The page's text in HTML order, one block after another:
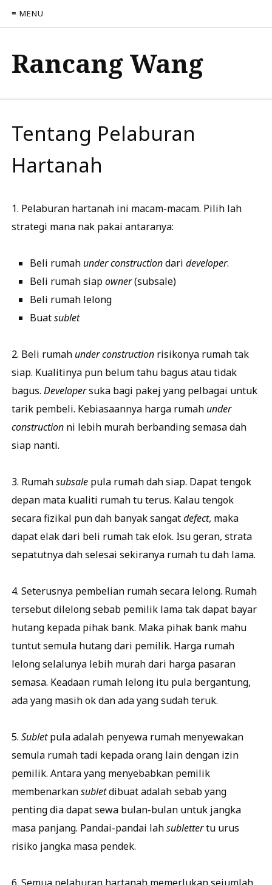
≡ MENU
Rancang Wang
Tentang Pelaburan
Hartanah
1. Pelaburan hartanah ini macam-macam. Pilih lah
strategi mana nak pakai antaranya:
Beli rumahunder constructiondari developer.
Beli rumah siapowner(subsale)
Beli rumah lelong
Buatsublet
2. Beli rumahunder construction risikonya rumah tak
siap. Kualitinya pun belum tahu bagus atau tidak
bagus. Developersuka bagi pakej yang pelbagai untuk
tarik pembeli. Kebiasaannya harga rumahunder
construction ni lebih murah berbanding semasa dah
siap nanti.
3. Rumahsubsale pula rumah dah siap. Dapat tengok
depan mata kualiti rumah tu terus. Kalau tengok
secara fizikal pun dah banyak sangatdefect, maka
dapat elak dari beli rumah tak elok. Isu geran, strata
sepatutnya dah selesai sekiranya rumah tu dah lama.
4. Seterusnya pembelian rumah secara lelong. Rumah
tersebut dilelong sebab pemilik lama tak dapat bayar
hutang kepada pihak bank. Maka pihak bank mahu
tuntut semula hutang dari pemilik. Harga rumah
lelong selalunya lebih murah dari harga pasaran
semasa. Keadaan rumah lelong itu pula bergantung,
ada yang masih ok dan ada yang sudah teruk.
5. Subletpula adalah penyewa rumah menyewakan
semula rumah tadi kepada orang lain dengan izin
pemilik. Antara yang menyebabkan pemilik
membenarkansubletdibuat adalah sebab yang
penting dia dapat sewa bulan-bulan untuk jangka
masa panjang. Pandai-pandai lahsublettertu urus
risiko jangka masa pendek.